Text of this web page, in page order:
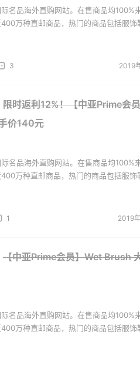
名品海外直购网站。在售商品均
万种直邮商品，热门的商品包括服
3 2019
限时返利12%！【中亚Prime会
价140元
名品海外直购网站。在售商品均
万种直邮商品，热门的商品包括服
1 2019
【中亚Prime会员】Wet Brush
名品海外直购网站。在售商品均
万种直邮商品，热门的商品包括服
低至5折+免邮
关注兰蔻、雅诗兰黛等 每日更新